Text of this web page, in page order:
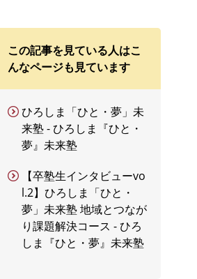
この記事を見ている人はこ
んなページも見ています
ひろしま「ひと・夢」未
来塾 - ひろしま『ひと・
夢』未来塾
【卒塾生インタビューvo
l.2】ひろしま「ひと・
夢」未来塾 地域とつなが
り課題解決コース - ひろ
しま『ひと・夢』未来塾